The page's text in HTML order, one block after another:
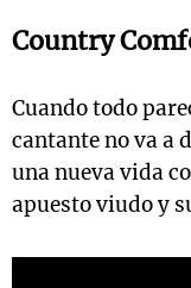
Country
Cuando todo
cantante no va a
una nueva vida
apuesto viudo y